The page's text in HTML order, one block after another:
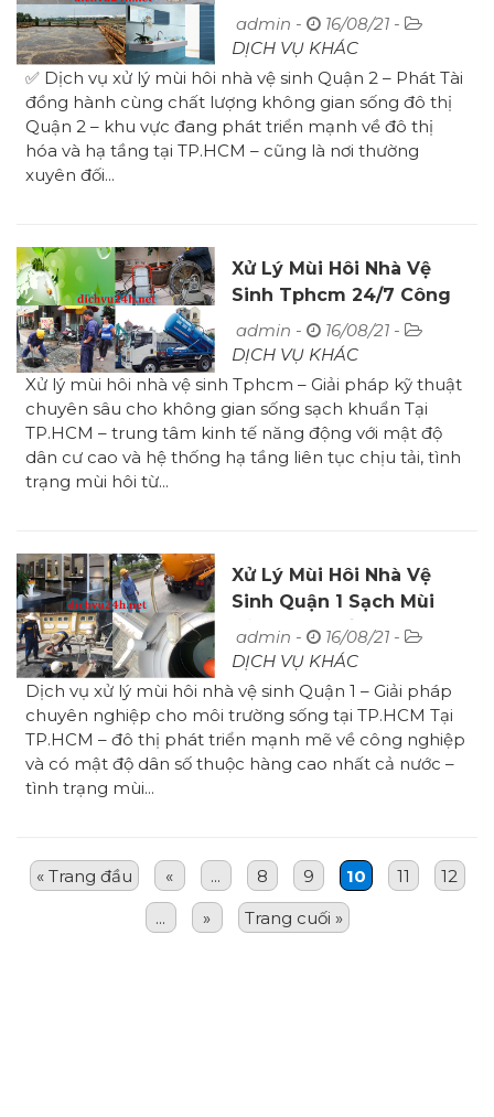
Sạch Mùi Hôi
admin -
16/08/21 -
DỊCH VỤ KHÁC
✅ Dịch vụ xử lý mùi hôi nhà vệ sinh Quận 2 – Phát Tài
đồng hành cùng chất lượng không gian sống đô thị
Quận 2 – khu vực đang phát triển mạnh về đô thị
hóa và hạ tầng tại TP.HCM – cũng là nơi thường
xuyên đối...
Xử Lý Mùi Hôi Nhà Vệ
Sinh Tphcm 24/7 Công
Ty Uy Tín
admin -
16/08/21 -
DỊCH VỤ KHÁC
Xử lý mùi hôi nhà vệ sinh Tphcm – Giải pháp kỹ thuật
chuyên sâu cho không gian sống sạch khuẩn Tại
TP.HCM – trung tâm kinh tế năng động với mật độ
dân cư cao và hệ thống hạ tầng liên tục chịu tải, tình
trạng mùi hôi từ...
Xử Lý Mùi Hôi Nhà Vệ
Sinh Quận 1 Sạch Mùi
Bảo Hành Tốt
admin -
16/08/21 -
DỊCH VỤ KHÁC
Dịch vụ xử lý mùi hôi nhà vệ sinh Quận 1 – Giải pháp
chuyên nghiệp cho môi trường sống tại TP.HCM Tại
TP.HCM – đô thị phát triển mạnh mẽ về công nghiệp
và có mật độ dân số thuộc hàng cao nhất cả nước –
tình trạng mùi...
« Trang đầu « ... 8 9 10 11
12
...
» Trang cuối »